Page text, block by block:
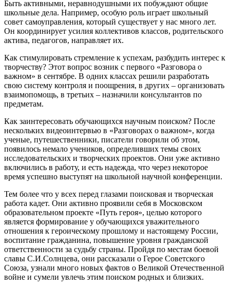
Быть активными, неравнодушными их побуждают общие
школьные дела. Например, особую роль играет школьный
совет самоуправления, который существует у нас много лет.
Он координирует усилия коллективов классов, родительского
актива, педагогов, направляет их.
Как стимулировать стремление к успехам, разбудить интерес к
творчеству? Этот вопрос возник с первого «Разговора о
важном» в сентябре. В одних классах решили разработать
свою систему контроля и поощрения, в других – организовать
взаимопомощь, в третьих – назначили консультантов по
предметам.
Как заинтересовать обучающихся научным поиском? После
нескольких видеоинтервью в «Разговорах о важном», когда
ученые, путешественники, писатели говорили об этом,
появилось немало учеников, определивших темы своих
исследовательских и творческих проектов. Они уже активно
включились в работу, и есть надежда, что через некоторое
время успешно выступят на школьной научной конференции.
Тем более что у всех перед глазами поисковая и творческая
работа кадет. Они активно проявили себя в Московском
образовательном проекте «Путь героя», целью которого
является формирование у обучающихся уважительного
отношения к героическому прошлому и настоящему России,
воспитание гражданина, повышение уровня гражданской
ответственности за судьбу страны. Пройдя по местам боевой
славы С.И.Солнцева, они рассказали о Герое Советского
Союза, узнали много новых фактов о Великой Отечественной
войне и сумели увлечь этим поиском родных и близких.